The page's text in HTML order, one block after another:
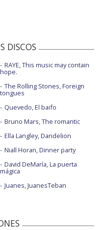
DISCOS
RAYE, This music may contain
hope.
The Rolling Stones, Foreign
tongues
Quevedo, El baifo
Bruno Mars, The romantic
Ella Langley, Dandelion
Niall Horan, Dinner party
David DeMaría, La puerta
mágica
Juanes, JuanesTeban